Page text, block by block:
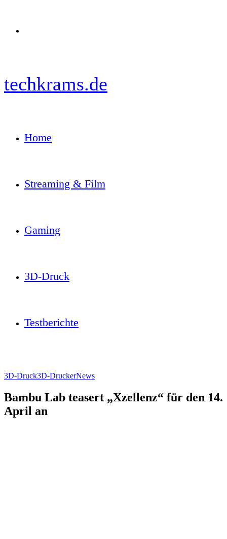
techkrams.de
Home
Streaming & Film
Gaming
3D-Druck
Testberichte
3D-Druck3D-DruckerNews
Bambu Lab teasert „Xzellenz“ für den 14.
April an